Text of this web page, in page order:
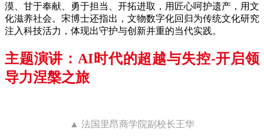
漠、甘于奉献、勇于担当、开拓进取，用匠心呵护遗产，用文
化滋养社会。宋博士还指出，文物数字化回归为传统文化研究
注入科技活力，体现出守护与创新并重的当代实践。
主题演讲：AI时代的超越与失控-开启领
导力涅槃之旅
▲ 法国里昂商学院副校长王华